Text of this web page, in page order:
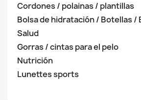
Cordones / polainas / plantillas
Bolsa de hidratación / Botellas /
Salud
Gorras / cintas para el pelo
Nutrición
Lunettes sports